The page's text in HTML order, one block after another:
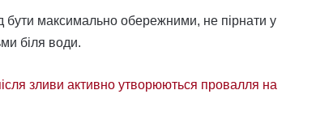
бути максимально обережними, не пірнати у
біля води.
зливи активно утворюються провалля на